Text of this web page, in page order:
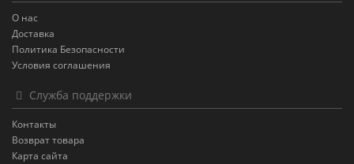
О нас
Доставка
Политика Безопасности
Условия соглашения
Служба поддержки
Контакты
Возврат товара
Карта сайта